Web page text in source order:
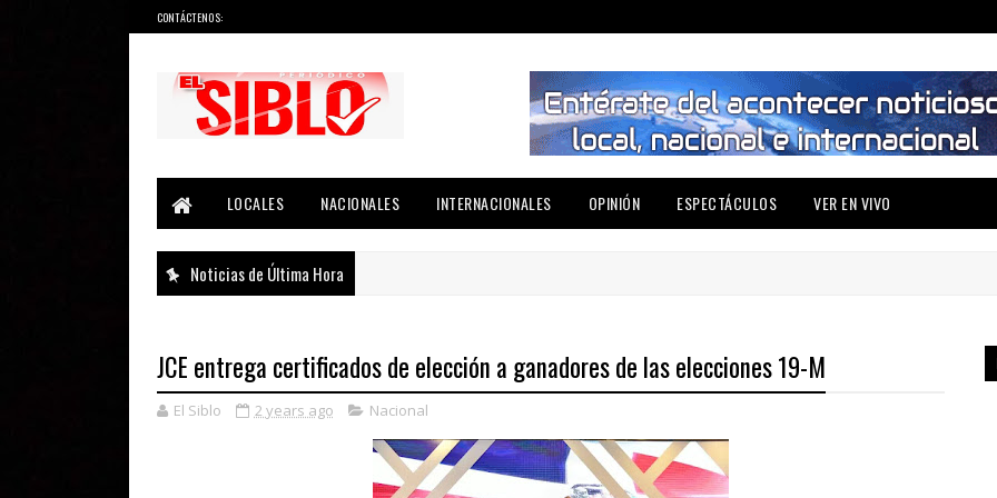
CONTÁCTENOS:
LOCALES
NACIONALES INTERNACIONALES OPINIÓN ESPECTÁCULOS VER EN VIVO
Noticias de Última Hora
JCE entrega certificados de elección a ganadores de las elecciones 19-M
El Siblo 2 years ago Nacional